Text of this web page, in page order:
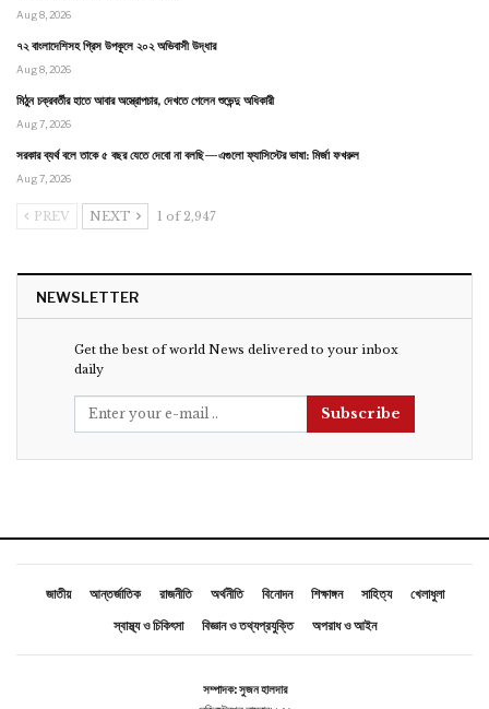
Aug 8, 2026
৭২ বাংলাদেশিসহ গ্রিস উপকূলে ২০২ অভিবাসী উদ্ধার
Aug 8, 2026
মিঠুন চক্রবর্তীর হাতে আবার অস্ত্রোপচার, দেখতে গেলেন শুভেন্দু অধিকারী
Aug 7, 2026
সরকার ব্যর্থ বলে তাকে ৫ বছর যেতে দেবো না বলছি—এগুলো ফ্যাসিস্টের ভাষা: মির্জা ফখরুল
Aug 7, 2026
PREV NEXT 1 of 2,947
NEWSLETTER
Get the best of world News delivered to your inbox
daily
Subscribe
জাতীয় আন্তর্জাতিক রাজনীতি অর্থনীতি বিনোদন শিক্ষাঙ্গন সাহিত্য
খেলাধুলা
স্বাস্থ্য ও চিকিৎসা
বিজ্ঞান ও তথ্যপ্রযুক্তি অপরাধ ও আইন
সম্পাদক: সুজন হালদার